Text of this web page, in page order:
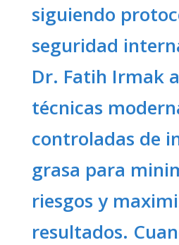
siguiendo
seguridad
Dr. Fatih Irmak
técnicas
controladas de
grasa para
riesgos y
resultados.